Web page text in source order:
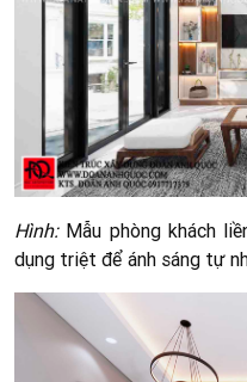
Hình: Mẫu phòng khách
dụng triệt để ánh sáng tự